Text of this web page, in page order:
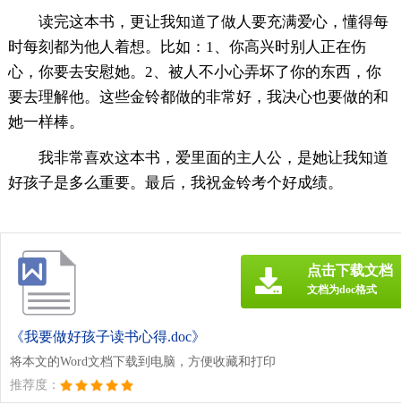
读完这本书，更让我知道了做人要充满爱心，懂得每
时每刻都为他人着想。比如：1、你高兴时别人正在伤
心，你要去安慰她。2、被人不小心弄坏了你的东西，你
要去理解他。这些金铃都做的非常好，我决心也要做的和
她一样棒。
我非常喜欢这本书，爱里面的主人公，是她让我知道
好孩子是多么重要。最后，我祝金铃考个好成绩。
《我要做好孩子读书心得.doc》
将本文的Word文档下载到电脑，方便收藏和打印
推荐度：
点击下载文档
文档为doc格式